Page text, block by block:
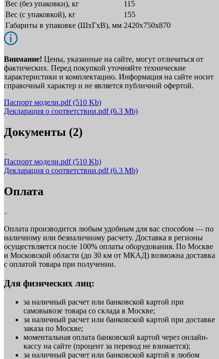
Вес (без упаковки), кг
115
Вес (с упаковкой), кг
155
Габариты в упаковке (ШxГxВ), мм 2420х750х870
Внимание! Цены, указанные на сайте, могут отличаться от
фактических. Перед покупкой уточняйте технические
характеристики и комплектацию. Информация на сайте носит
справочный характер и не является публичной офертой.
Паспорт модели.pdf(510 Kb)
Декларация о соответствии.pdf(6.3 Mb)
Документы (2)
Паспорт модели.pdf(510 Kb)
Декларация о соответствии.pdf(6.3 Mb)
Оплата
Оплата производится любым удобным для вас способом — по
наличному или безналичному расчету. Доставка в регионы
осуществляется после 100% оплаты оборудования. По Москве
и Московской области (до 30 км от МКАД) возможна доставка
с оплатой товара при получении.
Для физических лиц:
за наличный расчет или банковской картой при
самовывозе товара со склада в Москве;
за наличный расчет или банковской картой при доставке
заказа по Москве;
моментальная оплата банковской картой через онлайн-
кассу на сайте (процент за перевод не взимается);
за наличный расчет или банковской картой в любом